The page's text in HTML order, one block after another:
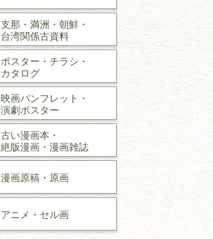
支那・満洲・朝鮮・
台湾関係古資料
ポスター・チラシ・
カタログ
映画パンフレット・
演劇ポスター
古い漫画本・
絶版漫画・漫画雑誌
漫画原稿・ 原画
アニメ・ セル画